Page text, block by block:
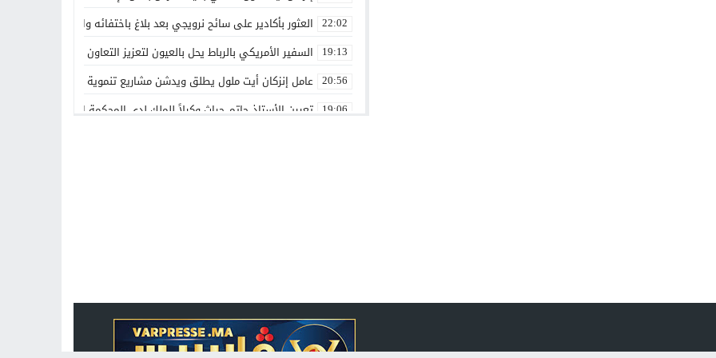
22:02 العثور بأكادير على سائح نرويجي بعد بلاغ باختفائه وانقطاع الاتصال
19:13 السفير الأمريكي بالرباط يحل بالعيون لتعزيز التعاون الاقتصادي
20:56 عامل إنزكان أيت ملول يطلق ويدشن مشاريع تنموية جديدة تخليداً للذكرى الـ27 لعيد العرش
19:06 تعيين الأستاذ حاتم حراث وكيلاً للملك لدى المحكمة الابتدائية بفاس